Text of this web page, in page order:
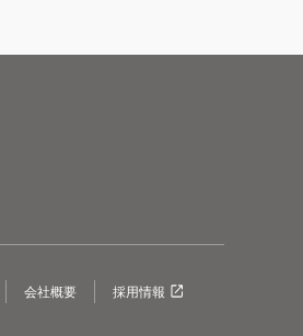
会社概要 採用情報